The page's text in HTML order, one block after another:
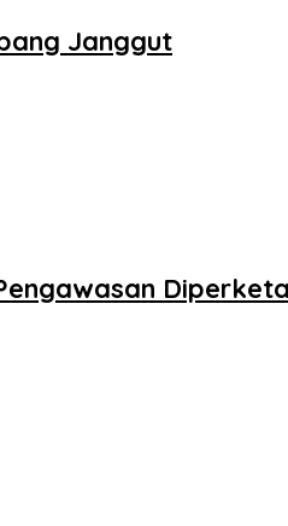
Janggut